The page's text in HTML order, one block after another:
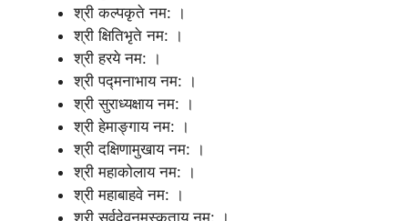
श्री कल्पकृते नम: ।
श्री क्षितिभृते नम: ।
श्री हरये नम: ।
श्री पद्मनाभाय नम: ।
श्री सुराध्यक्षाय नम: ।
श्री हेमाङ्गाय नम: ।
श्री दक्षिणामुखाय नम: ।
श्री महाकोलाय नम: ।
श्री महाबाहवे नम: ।
श्री सर्वदेवनमस्कृताय नम: ।